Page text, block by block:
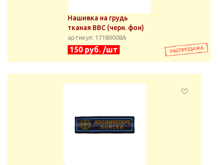
Нашивка на грудь
тканая ВВС (черн. фон)
артикул: 17180008А
150 руб. /шт